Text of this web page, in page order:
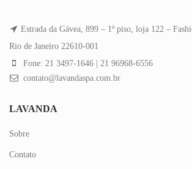
Estrada da Gávea, 899 – 1º piso, loja 122 –
Rio de Janeiro 22610-001
Fone: 21 3497-1646 | 21 96968-6556
contato@lavandaspa.com.br
LAVANDA
Sobre
Contato